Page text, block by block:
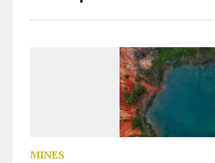
MINES